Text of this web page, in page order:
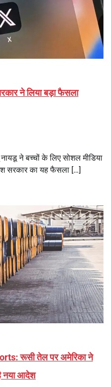
ने लिया बड़ा फैसला
ने बच्चों के लिए सोशल मीडिया
सरकार का यह फैसला […]
रूसी तेल पर अमेरिका ने
नया आदेश